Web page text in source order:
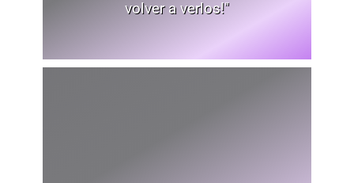
volver a verlos!"